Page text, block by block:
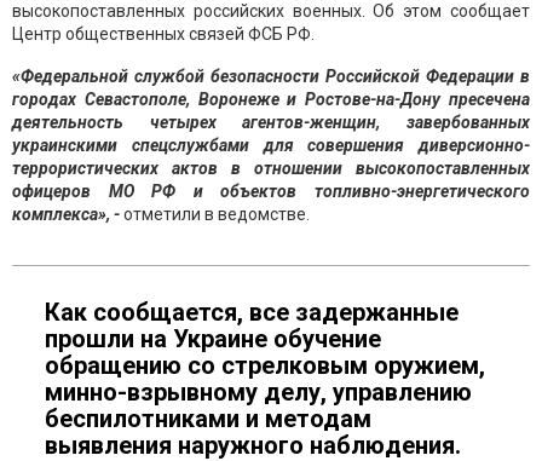
высокопоставленных российских военных. Об этом сообщает
Центр общественных связей ФСБ РФ.
«Федеральной службой безопасности Российской Федерации в
городах Севастополе, Воронеже и Ростове-на-Дону пресечена
деятельность четырех агентов-женщин, завербованных
украинскими спецслужбами для совершения диверсионно-
террористических актов в отношении высокопоставленных
офицеров МО РФ и объектов топливно-энергетического
комплекса», -отметили в ведомстве.
Как сообщается, все задержанные
прошли на Украине обучение
обращению со стрелковым оружием,
минно-взрывному делу, управлению
беспилотниками и методам
выявления наружного наблюдения.